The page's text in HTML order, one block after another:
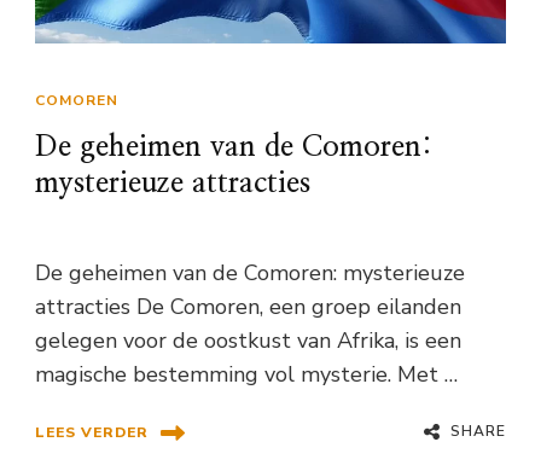
COMOREN
De geheimen van de Comoren:
mysterieuze attracties
De geheimen van de Comoren: mysterieuze
attracties De Comoren, een groep eilanden
gelegen voor de oostkust van Afrika, is een
magische bestemming vol mysterie. Met …
LEES VERDER SHARE